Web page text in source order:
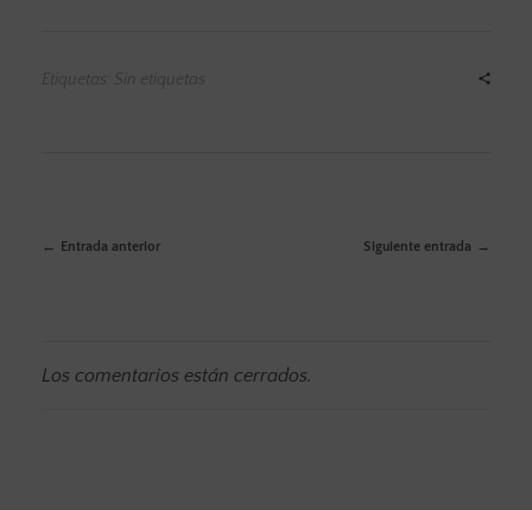
Etiquetas: Sin etiquetas
Entrada anterior Siguiente entrada
Los comentarios están cerrados.